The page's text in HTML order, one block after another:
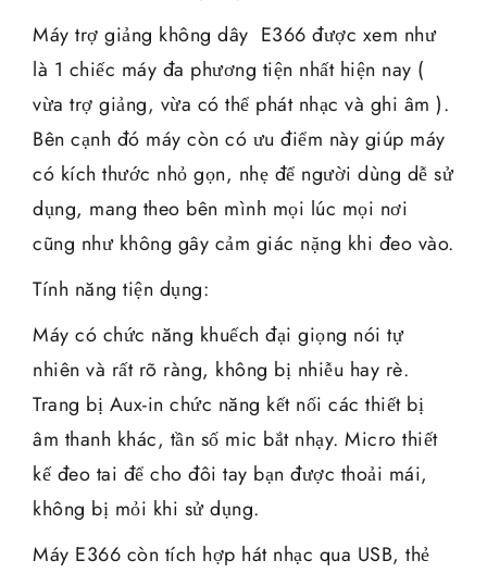
Máy trợ giảng không dây E366 được xem như
là 1 chiếc máy đa phương tiện nhất hiện nay (
vừa trợ giảng, vừa có thể phát nhạc và ghi âm ).
Bên cạnh đó máy còn có ưu điểm này giúp máy
có kích thước nhỏ gọn, nhẹ để người dùng dễ sử
dụng, mang theo bên mình mọi lúc mọi nơi
cũng như không gây cảm giác nặng khi đeo vào.
Tính năng tiện dụng:
Máy có chức năng khuếch đại giọng nói tự
nhiên và rất rõ ràng, không bị nhiễu hay rè.
Trang bị Aux-in chức năng kết nối các thiết bị
âm thanh khác, tần số mic bắt nhạy. Micro thiết
kế đeo tai để cho đôi tay bạn được thoải mái,
không bị mỏi khi sử dụng.
Máy E366 còn tích hợp hát nhạc qua USB, thẻ